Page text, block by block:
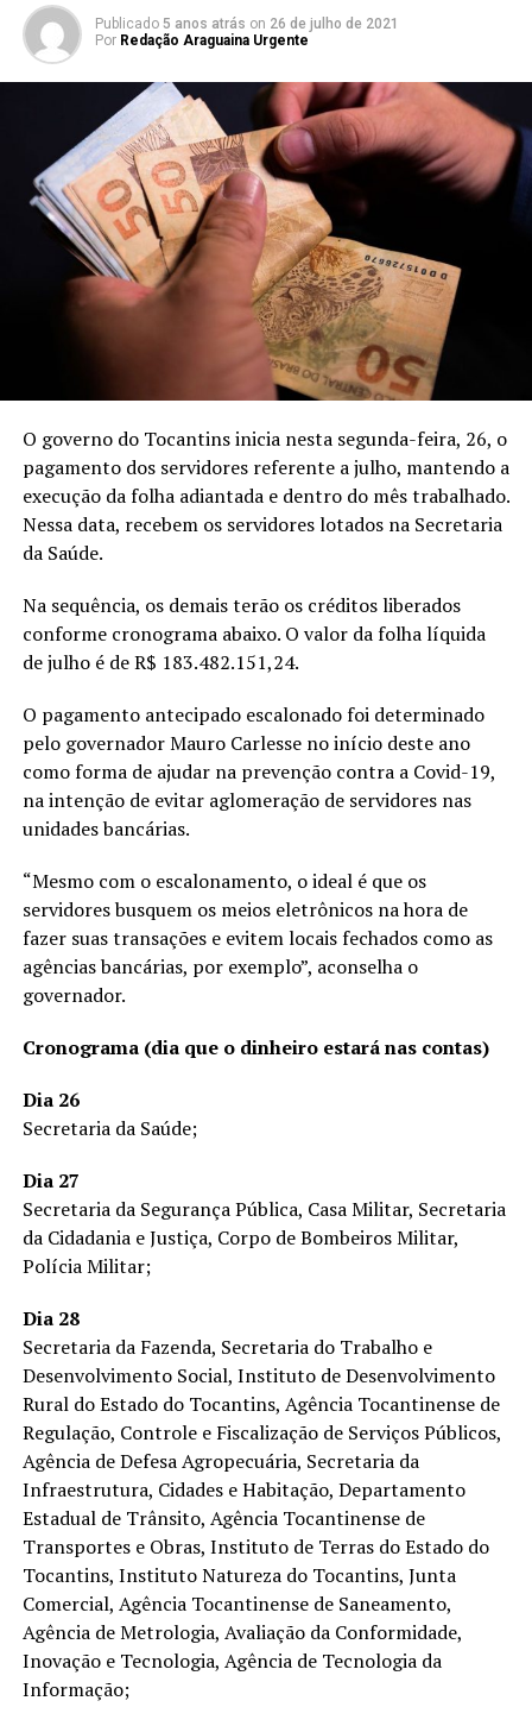
Publicado 5 anos atrás on 26 de julho de 2021
Por Redação Araguaina Urgente
O governo do Tocantins inicia nesta segunda-feira, 26, o
pagamento dos servidores referente a julho, mantendo a
execução da folha adiantada e dentro do mês trabalhado.
Nessa data, recebem os servidores lotados na Secretaria
da Saúde.
Na sequência, os demais terão os créditos liberados
conforme cronograma abaixo. O valor da folha líquida
de julho é de R$ 183.482.151,24.
O pagamento antecipado escalonado foi determinado
pelo governador Mauro Carlesse no início deste ano
como forma de ajudar na prevenção contra a Covid-19,
na intenção de evitar aglomeração de servidores nas
unidades bancárias.
“Mesmo com o escalonamento, o ideal é que os
servidores busquem os meios eletrônicos na hora de
fazer suas transações e evitem locais fechados como as
agências bancárias, por exemplo”, aconselha o
governador.
Cronograma (dia que o dinheiro estará nas contas)
Dia 26
Secretaria da Saúde;
Dia 27
Secretaria da Segurança Pública, Casa Militar, Secretaria
da Cidadania e Justiça, Corpo de Bombeiros Militar,
Polícia Militar;
Dia 28
Secretaria da Fazenda, Secretaria do Trabalho e
Desenvolvimento Social, Instituto de Desenvolvimento
Rural do Estado do Tocantins, Agência Tocantinense de
Regulação, Controle e Fiscalização de Serviços Públicos,
Agência de Defesa Agropecuária, Secretaria da
Infraestrutura, Cidades e Habitação, Departamento
Estadual de Trânsito, Agência Tocantinense de
Transportes e Obras, Instituto de Terras do Estado do
Tocantins, Instituto Natureza do Tocantins, Junta
Comercial, Agência Tocantinense de Saneamento,
Agência de Metrologia, Avaliação da Conformidade,
Inovação e Tecnologia, Agência de Tecnologia da
Informação;